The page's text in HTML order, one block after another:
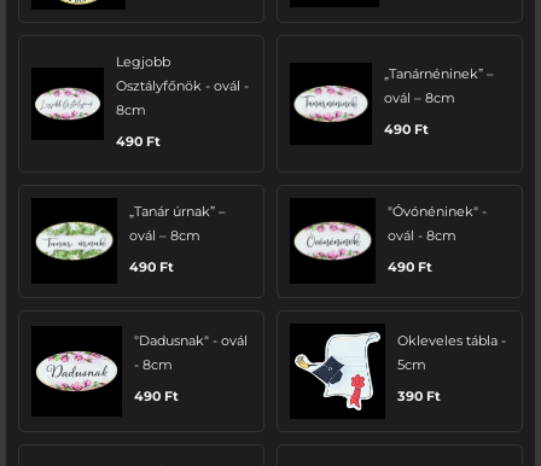
Legjobb
Osztályfőnök - ovál -
8cm
490 Ft
„Tanárnéninek” –
ovál – 8cm
490 Ft
„Tanár úrnak” –
ovál – 8cm
490 Ft
"Óvónéninek" -
ovál - 8cm
490 Ft
"Dadusnak" - ovál
- 8cm
490 Ft
Okleveles tábla -
5cm
390 Ft